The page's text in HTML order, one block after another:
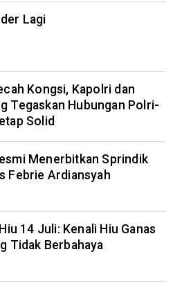
Lagi
Kongsi, Kapolri dan
Tegaskan Hubungan Polri-
Solid
Menerbitkan Sprindik
Febrie Ardiansyah
14 Juli: Kenali Hiu Ganas
Tidak Berbahaya